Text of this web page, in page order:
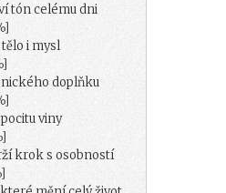
tón celému dni
i mysl
doplňku
viny
krok s osobností